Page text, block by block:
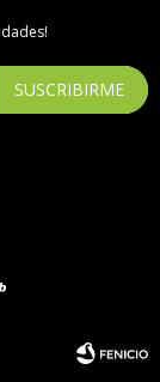
SUSCRIBIRME